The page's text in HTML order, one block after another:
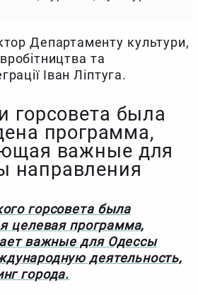
Департаменту культури,
та
Іван Ліптуга.
горсовета была
программа,
важные для
направления
горсовета была
целевая программа,
важные для Одессы
деятельность,
города.